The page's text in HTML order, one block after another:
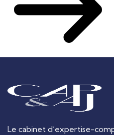
Le cabinet d’expertise-